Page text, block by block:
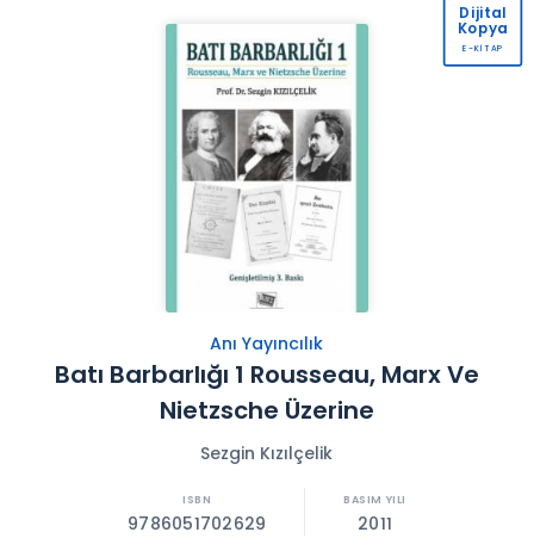
Anı Yayıncılık
Batı Barbarlığı 1 Rousseau, Marx Ve
Nietzsche Üzerine
Sezgin Kızılçelik
9786051702629 2011
Dijital
Kopya
E-KİTAP